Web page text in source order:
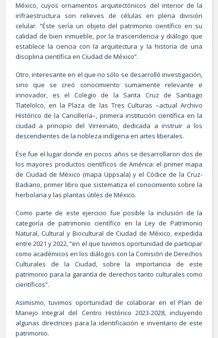
México, cuyos ornamentos arquitectónicos del interior de la
infraestructura son relieves de células en plena división
celular. “Éste sería un objeto del patrimonio científico en su
calidad de bien inmueble, por la trascendencia y diálogo que
establece la ciencia con la arquitectura y la historia de una
disciplina científica en Ciudad de México”.
Otro, interesante en el que no sólo se desarrolló investigación,
sino que se creó conocimiento sumamente relevante e
innovador, es el Colegio de la Santa Cruz de Santiago
Tlatelolco, en la Plaza de las Tres Culturas –actual Archivo
Histórico de la Cancillería–, primera institución científica en la
ciudad a principio del Virreinato, dedicada a instruir a los
descendientes de la nobleza indígena en artes liberales.
Ése fue el lugar donde en pocos años se desarrollaron dos de
los mayores productos científicos de América: el primer mapa
de Ciudad de México (mapa Uppsala) y el Códice de la Cruz-
Badiano, primer libro que sistematiza el conocimiento sobre la
herbolaria y las plantas útiles de México.
Como parte de este ejercicio fue posible la inclusión de la
categoría de patrimonio científico en la Ley de Patrimonio
Natural, Cultural y Biocultural de Ciudad de México, expedida
entre 2021 y 2022, “en el que tuvimos oportunidad de participar
como académicos en los diálogos con la Comisión de Derechos
Culturales de la Ciudad, sobre la importancia de este
patrimonio para la garantía de derechos tanto culturales como
científicos”.
Asimismo, tuvimos oportunidad de colaborar en el Plan de
Manejo Integral del Centro Histórico 2023-2028, incluyendo
algunas directrices para la identificación e inventario de este
patrimonio.